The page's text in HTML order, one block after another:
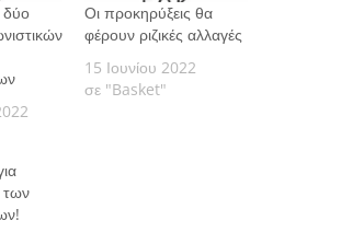
Οι προκηρύξεις θα
φέρουν ριζικές αλλαγές
15 Ιουνίου 2022
σε "Basket"